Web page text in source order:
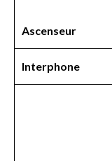
Ascenseur
Interphone